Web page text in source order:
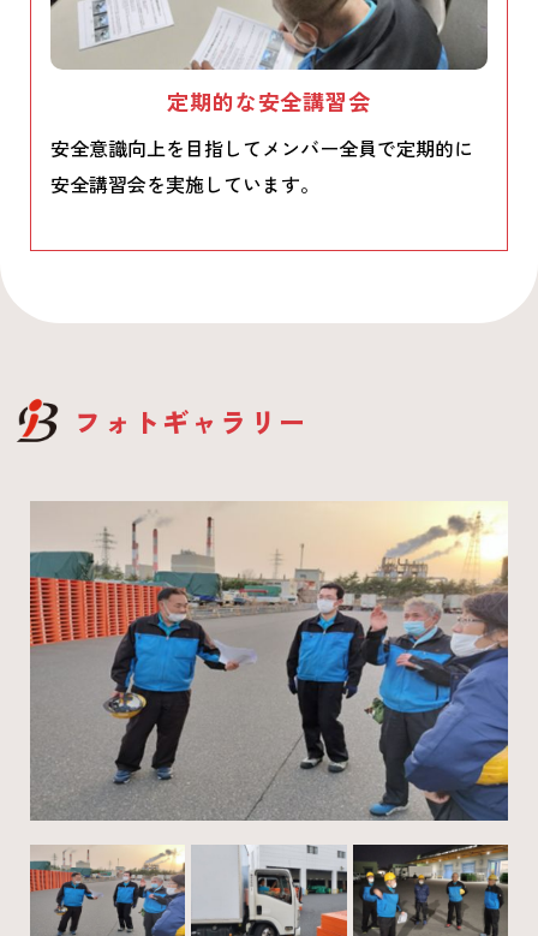
定期的な安全講習会
安全意識向上を目指してメンバー全員で定期的に
安全講習会を実施しています。
フォトギャラリー